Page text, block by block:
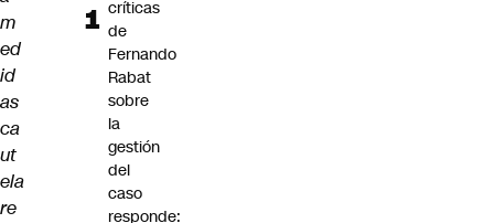
m
ed
id
as
ca
ut
ela
re
críticas
de
Fernando
Rabat
sobre
la
gestión
del
caso
responde: